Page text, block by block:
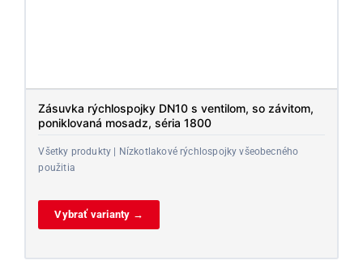
Zásuvka rýchlospojky DN10 s ventilom, so závitom,
poniklovaná mosadz, séria 1800
Všetky produkty | Nízkotlakové rýchlospojky všeobecného
použitia
Vybrať varianty →